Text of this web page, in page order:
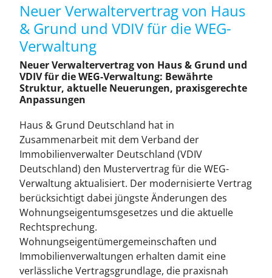
H&G Medien
Themenplan
Bundesweite Belegung
Preisliste
Anzeigen
Downloads
Kontakt
Neuer Verwaltervertrag von Haus
& Grund und VDIV für die WEG-
Verwaltung
Neuer Verwaltervertrag von Haus & Grund und
VDIV für die WEG-Verwaltung: Bewährte
Struktur, aktuelle Neuerungen, praxisgerechte
Anpassungen
Haus & Grund Deutschland hat in
Zusammenarbeit mit dem Verband der
Immobilienverwalter Deutschland (VDIV
Deutschland) den Mustervertrag für die WEG-
Verwaltung aktualisiert. Der modernisierte Vertrag
berücksichtigt dabei jüngste Änderungen des
Wohnungseigentumsgesetzes und die aktuelle
Rechtsprechung.
Wohnungseigentümergemeinschaften und
Immobilienverwaltungen erhalten damit eine
verlässliche Vertragsgrundlage, die praxisnah